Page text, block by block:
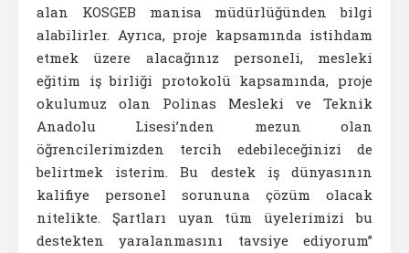
alan KOSGEB manisa müdürlüğünden bilgi
alabilirler. Ayrıca, proje kapsamında istihdam
etmek üzere alacağınız personeli, mesleki
eğitim iş birliği protokolü kapsamında, proje
okulumuz olan Polinas Mesleki ve Teknik
Anadolu Lisesi’nden mezun olan
öğrencilerimizden tercih edebileceğinizi de
belirtmek isterim. Bu destek iş dünyasının
kalifiye personel sorununa çözüm olacak
nitelikte. Şartları uyan tüm üyelerimizi bu
destekten yaralanmasını tavsiye ediyorum”